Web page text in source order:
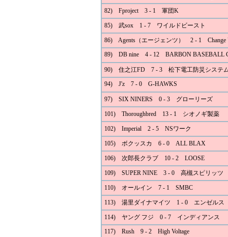
82) Fproject 3 - 1 軍団K
85) 武sox 1 - 7 ワイルドビースト
86) Agents（エージェンツ） 2 - 1 Change
89) DB nine 4 - 12 BARBON BASEBALL
90) 住之江FD 7 - 3 松下電工防災システ
94) J'z 7 - 0 G-HAWKS
97) SIX NINERS 0 - 3 グローリーズ
101) Thoroughbred 13 - 1 シオノギ製薬
102) Imperial 2 - 5 NSワーク
105) ボクッスカ 6 - 0 ALL BLAX
106) 次郎長クラブ 10 - 2 LOOSE
109) SUPER NINE 3 - 0 高槻スピリッツ
110) オールイン 7 - 1 SMBC
113) 湯里ダイナマイツ 1 - 0 エンゼルス
114) ヤング フジ 0 - 7 インディアンス
117) Rush 9 - 2 High Voltage